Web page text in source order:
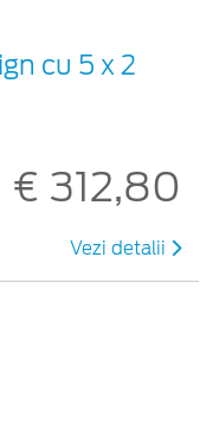
cu 5 x 2
€ 312,80
Vezi detalii